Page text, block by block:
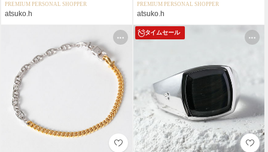
PREMIUM PERSONAL SHOPPER
atsuko.h
PREMIUM PERSONAL SHOPPER
atsuko.h
タイムセール